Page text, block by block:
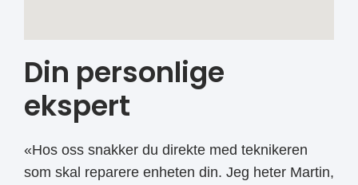
Din personlige
ekspert
«Hos oss snakker du direkte med teknikeren
som skal reparere enheten din. Jeg heter Martin,